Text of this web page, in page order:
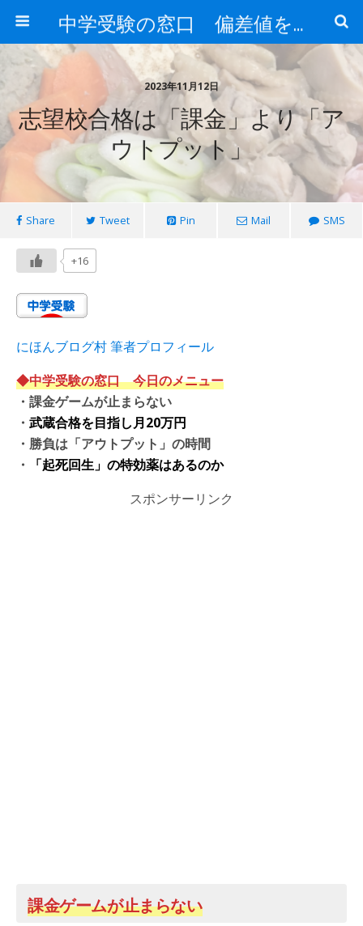
中学受験の窓口 偏差値を上げる勉強法
2023年11月12日
志望校合格は「課金」より「ア
ウトプット」
Share Tweet Pin Mail SMS
+16
にほんブログ村 筆者プロフィール
◆中学受験の窓口 今日のメニュー
・ 課金ゲームが止まらない
・ 武蔵合格を目指し月20万円
・ 勝負は「アウトプット」の時間
・
「起死回生」の特効薬はあるのか
スポンサーリンク
課金ゲームが止まらない